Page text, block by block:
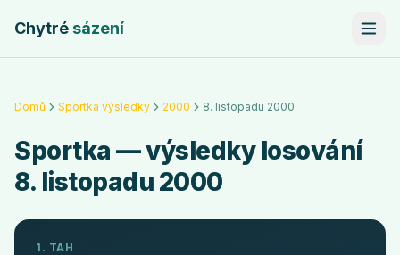
Chytrésázení
Domů Sportka výsledky 2000 8. listopadu 2000
Sportka — výsledky losování
8. listopadu 2000
1. TAH